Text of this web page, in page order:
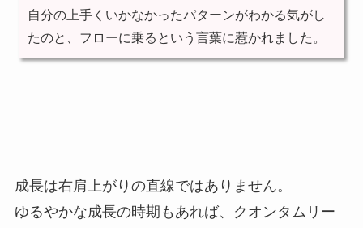
自分の上手くいかなかったパターンがわかる気がし
たのと、フローに乗るという言葉に惹かれました。
成長は右肩上がりの直線ではありません。
ゆるやかな成長の時期もあれば、クオンタムリー